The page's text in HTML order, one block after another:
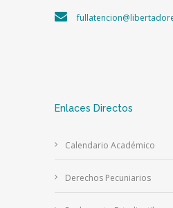
Enlaces Directos
Calendario Académico
Derechos Pecuniarios